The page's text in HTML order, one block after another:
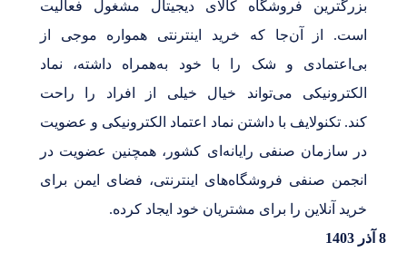
بزرگترین فروشگاه کالای دیجیتال مشغول فعالیت
است. از آن‌جا که خرید اینترنتی همواره موجی از
بی‌اعتمادی و شک را با خود به‌همراه داشته، نماد
الکترونیکی می‌تواند خیال خیلی از افراد را راحت
کند. تکنولایف با داشتن نماد اعتماد الکترونیکی و عضویت
در سازمان صنفی رایانه‌ای کشور، همچنین عضویت در
انجمن صنفی فروشگاه‌های اینترنتی، فضای ایمن برای
خرید آنلاین را برای مشتریان خود ایجاد کرده.
8 آذر 1403